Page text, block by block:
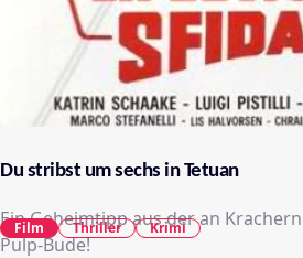
Du stribst um sechs in Tetuan
Ein Geheimtipp aus der an
Pulp-Bude!
Film Thriller Krimi